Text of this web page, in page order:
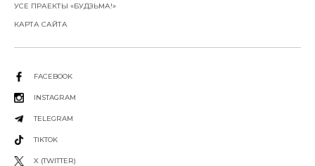
УСЕ ПРАЕКТЫ «БУДЗЬМА!»
КАРТА САЙТА
FACEBOOK
INSTAGRAM
TELEGRAM
TIKTOK
X (TWITTER)